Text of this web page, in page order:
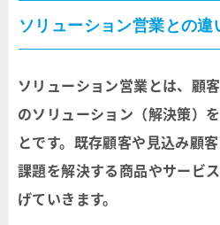
ソリューション営業との違
ソリューション営業とは、顧
のソリューション（解決策）
とです。既存顧客や見込み顧
課題を解決する商品やサービ
げていきます。